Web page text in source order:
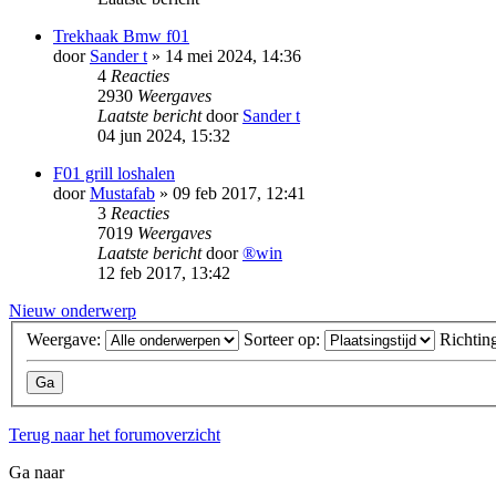
Trekhaak Bmw f01
door Sander t » 14 mei 2024, 14:36
4 Reacties
2930 Weergaves
Laatste berichtdoor Sander t
04 jun 2024, 15:32
F01 grill loshalen
doorMustafab » 09 feb 2017, 12:41
3 Reacties
7019 Weergaves
Laatste berichtdoor®win
12 feb 2017, 13:42
Nieuw onderwerp
Weergave:
Sorteer op:
Terug naar het forumoverzicht
Ga naar